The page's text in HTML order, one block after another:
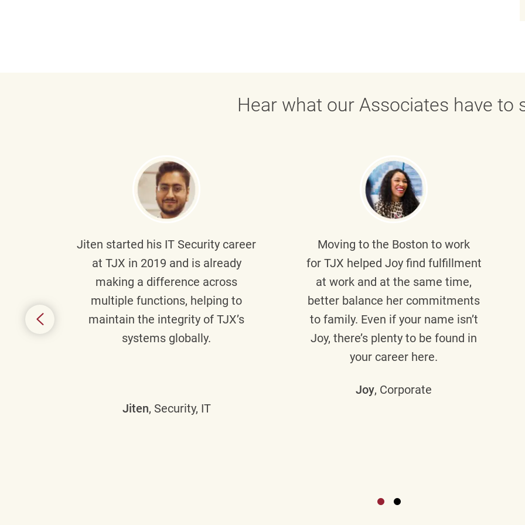
Hear what our Associates have to
Jiten started his IT Security career
at TJX in 2019 and is already
making a difference across
multiple functions, helping to
maintain the integrity of TJX’s
systems globally.
Jiten, Security, IT
Moving to the Boston to work
for TJX helped Joyfind fulfillment
at work and at the same time,
better balance her commitments
to family. Even if your name isn’t
Joy, there’s plenty to be found in
your career here.
Joy, Corporate